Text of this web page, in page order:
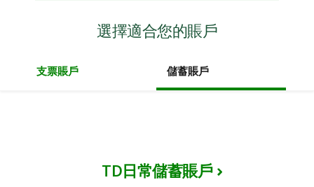
選擇適合您的賬戶
支票賬戶 儲蓄賬戶
TD日常儲蓄賬戶